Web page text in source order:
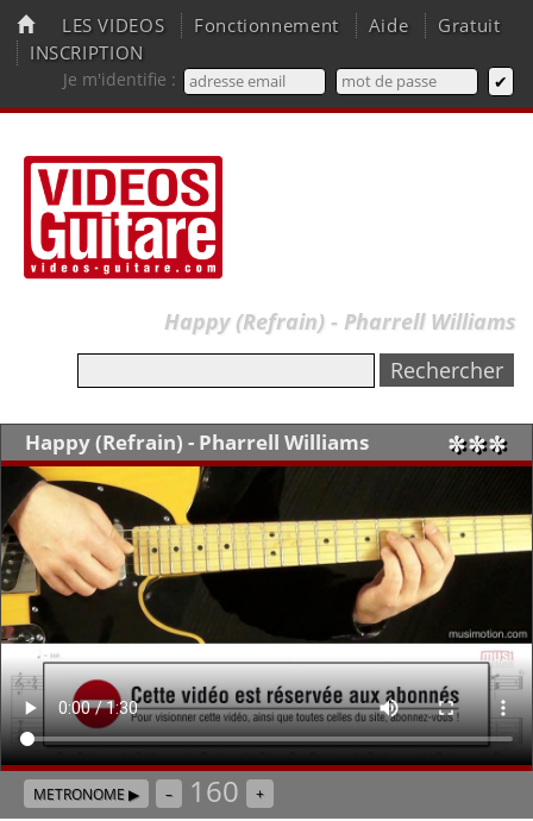
LES VIDEOS Fonctionnement Aide
Gratuit
INSCRIPTION
Je m'identifie :
Happy (Refrain) - Pharrell Williams
Happy (Refrain) - Pharrell Williams ✼✼✼
METRONOME ▶ – 160 +